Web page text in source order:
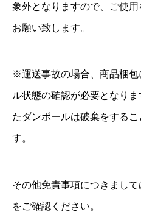
象外となりますので、ご使
お願い致します。
※運送事故の場合、商品梱
ル状態の確認が必要となり
たダンボールは破棄をする
す。
その他免責事項につきまして
をご確認ください。